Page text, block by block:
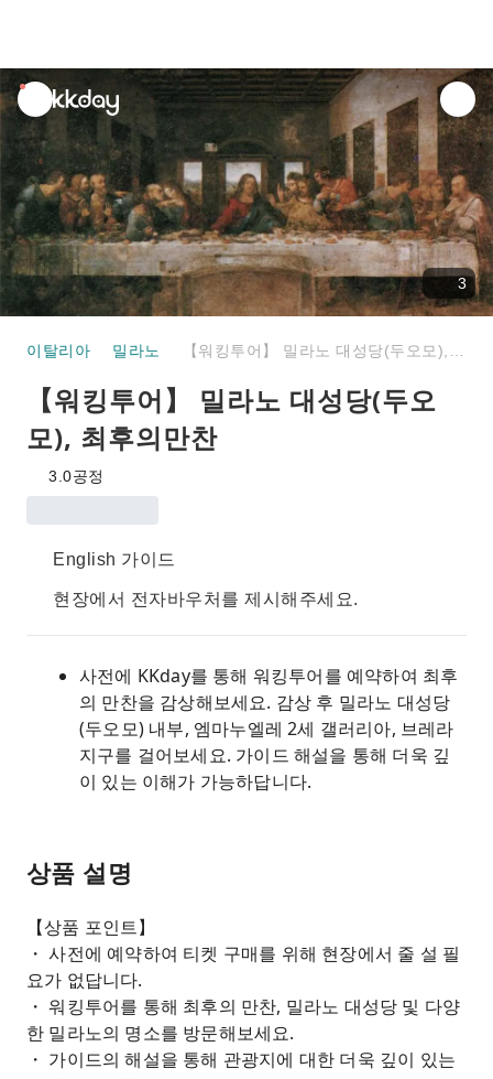
unread
notifications
3
이탈리아 밀라노
【워킹투어】 밀라노 대성당(두오
모), 최후의만찬
3.0공정
English 가이드
현장에서 전자바우처를 제시해주세요.
사전에 KKday를 통해 워킹투어를 예약하여 최후
의 만찬을 감상해보세요. 감상 후 밀라노 대성당
(두오모) 내부, 엠마누엘레 2세 갤러리아, 브레라
지구를 걸어보세요. 가이드 해설을 통해 더욱 깊
이 있는 이해가 가능하답니다.
상품 설명
【상품 포인트】
・ 사전에 예약하여 티켓 구매를 위해 현장에서 줄 설 필
요가 없답니다.
・ 워킹투어를 통해 최후의 만찬, 밀라노 대성당 및 다양
한 밀라노의 명소를 방문해보세요.
・ 가이드의 해설을 통해 관광지에 대한 더욱 깊이 있는